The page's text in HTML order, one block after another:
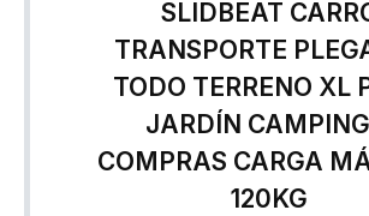
SLIDBEAT
TRANSPORTE
TODO TERRENO XL
JARDÍN
COMPRAS CARGA
120KG